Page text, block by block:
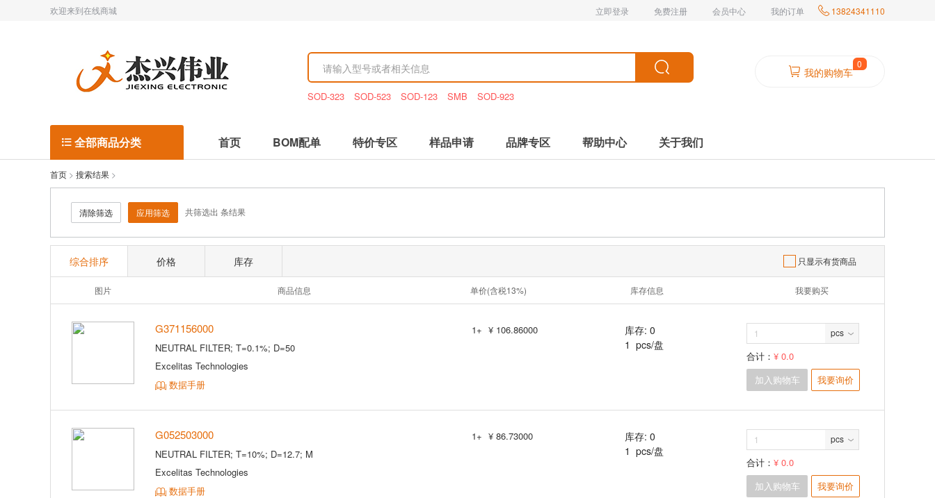
欢迎来到在线商城 立即登录 免费注册 会员中心 我的订单  13824341110
SOD-323 SOD-523 SOD-123 SMB SOD-923
我的购物车
0
 全部商品分类 首页 BOM配单 特价专区 样品申请 品牌专区 帮助中心 关于我们
首页 > 搜索结果 >
清除筛选 应用筛选 共筛选出 条结果
综合排序 价格 库存 只显示有货商品
图片 商品信息 单价(含税13%) 库存信息 我要购买
G371156000
NEUTRAL FILTER; T=0.1%; D=50
Excelitas Technologies
数据手册
1+ ¥ 106.86000
库存: 0
1 pcs/盘
pcs
合计： ¥ 0.0
加入购物车
我要询价
G052503000
NEUTRAL FILTER; T=10%; D=12.7; M
Excelitas Technologies
数据手册
1+ ¥ 86.73000
库存: 0
1 pcs/盘
pcs
合计： ¥ 0.0
加入购物车
我要询价